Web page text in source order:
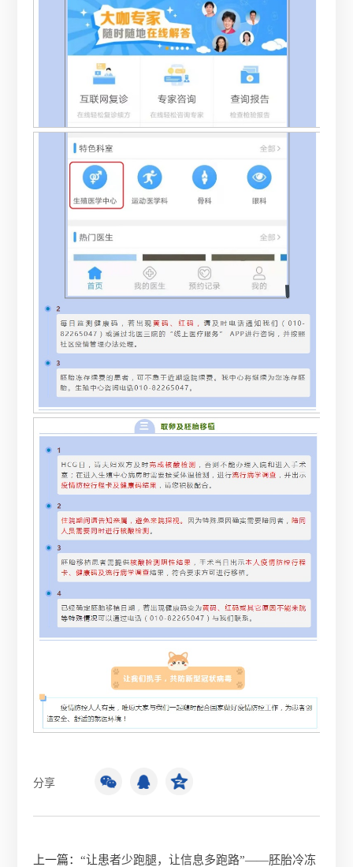
分享
上一篇：“让患者少跑腿，让信息多跑路”——胚胎冷冻